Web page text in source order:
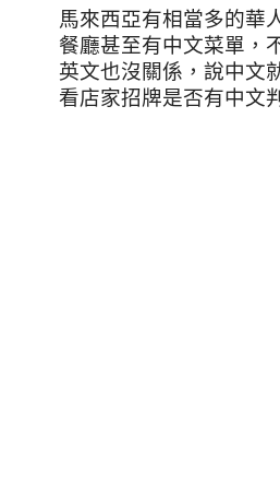
馬來西亞有相當多的華
餐廳甚至有中文菜單，
英文也沒關係，說中文
看店家招牌是否有中文